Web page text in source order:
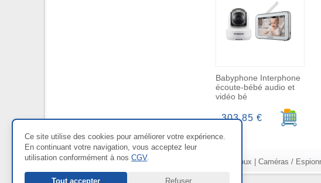
Babyphone Interphone
écoute-bébé audio et
vidéo bé
Ajouter
303,85 €
Nos Rayons : Bijoux Caméras /
Ce site utilise des cookies pour améliorer votre expérience.
En continuant votre navigation, vous acceptez leur
utilisation conformément à nos CGV.
Tout accepter Refuser